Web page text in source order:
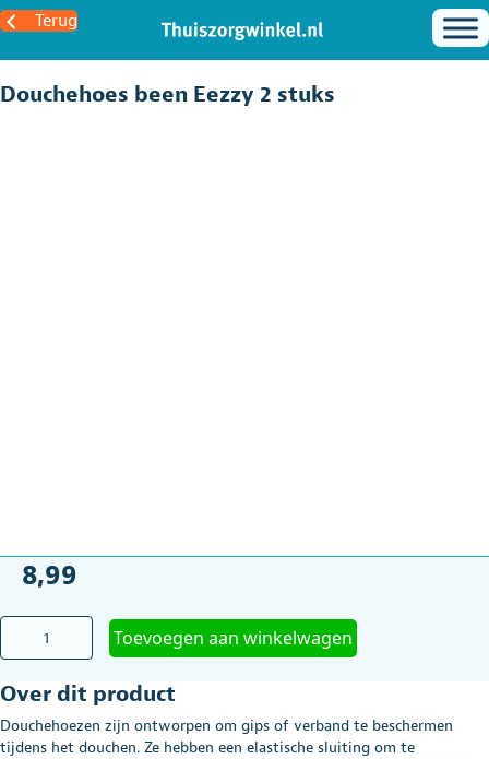
Terug
Douchehoes been Eezzy 2 stuks
8,99
Douchehoes
2
aantal
Toevoegen aan winkelwagen
Over dit product
Douchehoezen zijn ontworpen om gips of verband te beschermen
tijdens het douchen. Ze hebben een elastische sluiting om te